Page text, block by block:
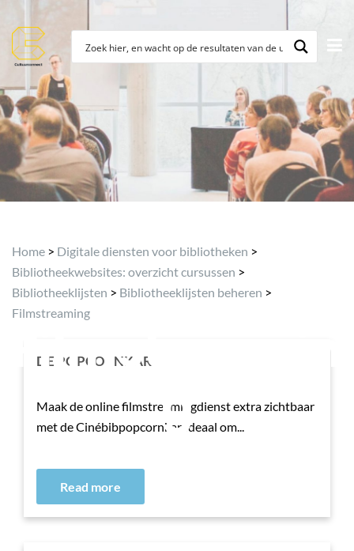
Topic
Category:
Filmstreamin
g
Home > Digitale diensten voor bibliotheken >
Bibliotheekwebsites: overzicht cursussen >
Bibliotheeklijsten > Bibliotheeklijsten beheren >
Filmstreaming
DE POPCORNKAR
Maak de online filmstreamingdienst extra zichtbaar
met de Cinébibpopcornkar Ideaal om...
Read more